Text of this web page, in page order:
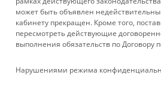
ИНФОРМАЦИЯ
ПОМОЩЬ
может быть объявлен
кабинету прекращен. Кроме того,
пересмотреть действующие
выполнения обязательств по Договору
Нарушениями режима